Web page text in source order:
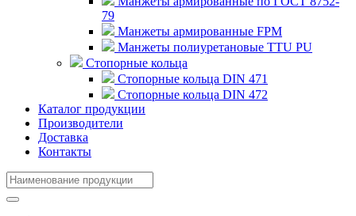
79
Манжеты армированные FPM
Манжеты полиуретановые TTU PU
Стопорные кольца
Стопорные кольца DIN 471
Стопорные кольца DIN 472
Каталог продукции
Производители
Доставка
Контакты